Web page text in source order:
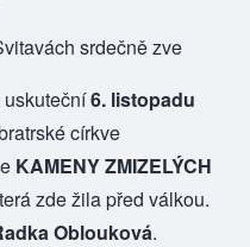
srdečně zve
6. listopadu
církve
KAMENY ZMIZELÝCH
zde žila před válkou.
Oblouková.